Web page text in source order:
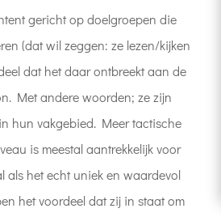
gericht op doelgroepen die
(dat wil zeggen: ze lezen/kijken
dat het daar ontbreekt aan de
Met andere woorden; ze zijn
hun vakgebied. Meer tactische
is meestal aantrekkelijk voor
als het echt uniek en waardevol
het voordeel dat zij in staat om